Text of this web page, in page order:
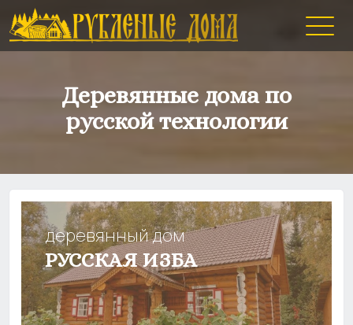
Деревянные дома по
русской технологии
деревянный дом
РУССКАЯ ИЗБА